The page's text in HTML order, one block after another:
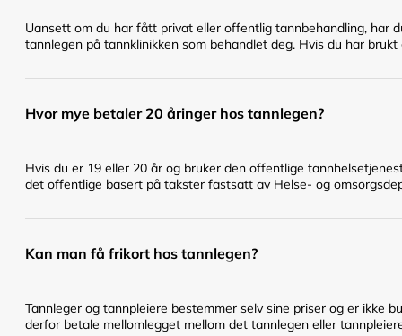
Uansett om du har fått privat eller offentlig tannbehandling, har
tannlegen på tannklinikken som behandlet deg. Hvis du har
Hvor mye betaler 20 åringer hos tannlegen?
Hvis du er 19 eller 20 år og bruker den offentlige
det offentlige basert på takster fastsatt av Helse- og
Kan man få frikort hos tannlegen?
Tannleger og tannpleiere bestemmer selv sine priser og er ikke
derfor betale mellomlegget mellom det tannlegen eller